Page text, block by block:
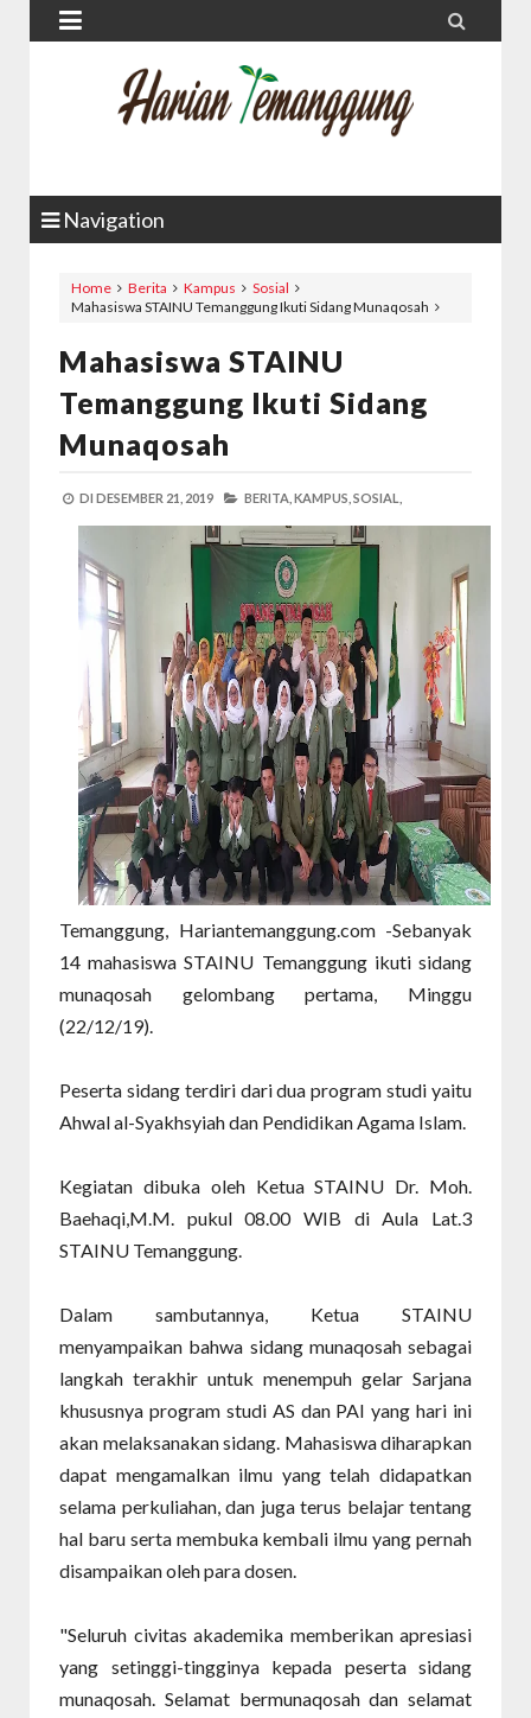
 
Navigation
Home Berita Kampus
Sosial
Mahasiswa STAINU Temanggung Ikuti Sidang Munaqosah
Mahasiswa STAINU
Temanggung Ikuti Sidang
Munaqosah
DI DESEMBER 21, 2019 BERITA, KAMPUS, SOSIAL,
Temanggung, Hariantemanggung.com -Sebanyak
14 mahasiswa STAINU Temanggung ikuti sidang
munaqosah gelombang pertama, Minggu
(22/12/19).
Peserta sidang terdiri dari dua program studi yaitu
Ahwal al-Syakhsyiah dan Pendidikan Agama Islam.
Kegiatan dibuka oleh Ketua STAINU Dr. Moh.
Baehaqi,M.M. pukul 08.00 WIB di Aula Lat.3
STAINU Temanggung.
Dalam sambutannya, Ketua STAINU
menyampaikan bahwa sidang munaqosah sebagai
langkah terakhir untuk menempuh gelar Sarjana
khususnya program studi AS dan PAI yang hari ini
akan melaksanakan sidang. Mahasiswa diharapkan
dapat mengamalkan ilmu yang telah didapatkan
selama perkuliahan, dan juga terus belajar tentang
hal baru serta membuka kembali ilmu yang pernah
disampaikan oleh para dosen.
"Seluruh civitas akademika memberikan apresiasi
yang setinggi-tingginya kepada peserta sidang
munaqosah. Selamat bermunaqosah dan selamat